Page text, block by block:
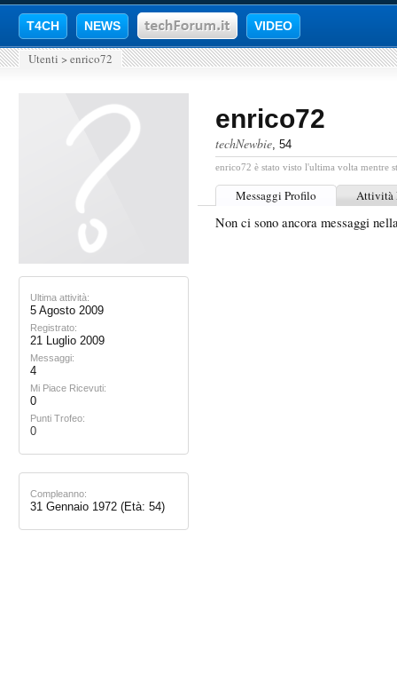
T4CH NEWS VIDEO
Utenti > enrico72
Ultima attività:
5 Agosto 2009
Registrato:
21 Luglio 2009
Messaggi:
4
Mi Piace Ricevuti:
0
Punti Trofeo:
0
Compleanno:
31 Gennaio 1972 (Età: 54)
enrico72
techNewbie, 54
enrico72 è stato visto l'ultima volta mentre
Messaggi Profilo Attività
Non ci sono ancora messaggi